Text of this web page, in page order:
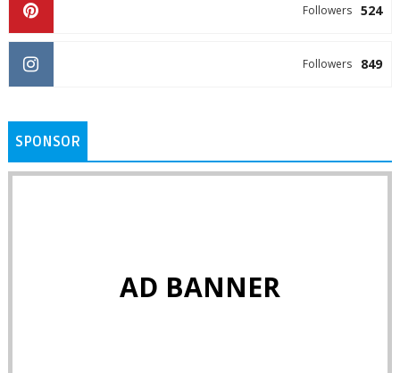
524
Followers
849
Followers
SPONSOR
AD BANNER